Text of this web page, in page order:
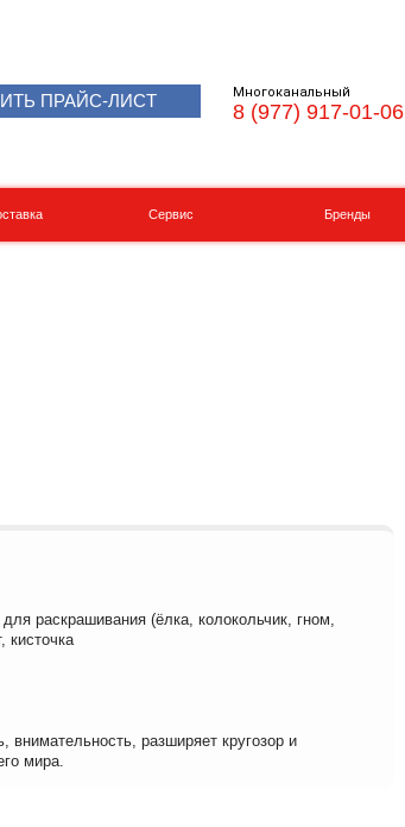
ПРАЙС-ЛИСТ Многоканальный
8 (977) 917-01-06
Сервис Бренды
раскрашивания (ёлка, колокольчик, гном,
кисточка
внимательность, разширяет кругозор и
мира.